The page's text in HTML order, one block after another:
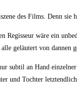
des Films. Denn
Regisseur wäre ein
geläutert von dannen
subtil an Hand
und Tochter